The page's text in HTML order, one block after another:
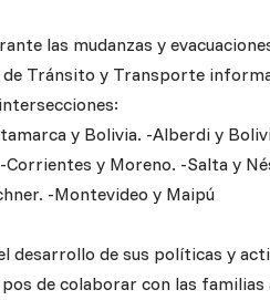
las mudanzas y
Tránsito y Transporte
y Bolivia. -Alberdi y
y Moreno. -Salta y
-Montevideo y Maipú
desarrollo de sus políticas y
de colaborar con las familias